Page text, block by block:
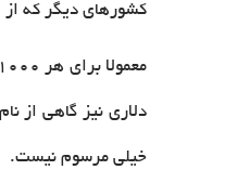
کشورهای دیگر که
خیلی مرسوم نیست.